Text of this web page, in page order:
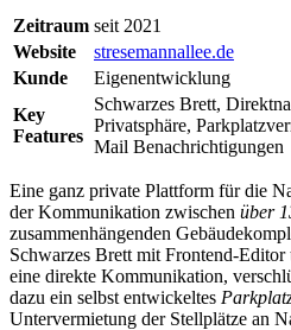
Zeitraum seit 2021
Website
stresemannallee.de
Kunde
Eigenentwicklung
Key
Features
Schwarzes Brett,
Privatsphäre,
Mail Benachrichtigungen
Eine ganz private Plattform für die
der Kommunikation zwischen über
zusammenhängenden
Schwarzes Brett mit Frontend-
eine direkte Kommunikation,
dazu ein selbst entwickeltes
Untervermietung der Stellplätze an